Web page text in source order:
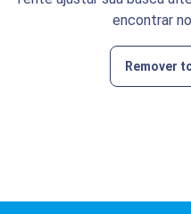
encontrar
Remover